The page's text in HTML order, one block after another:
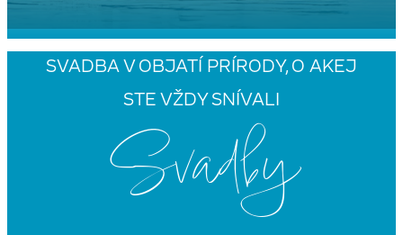
SVADBA V OBJATÍ PRÍRODY, O AKEJ
STE VŽDY SNÍVALI
Svadby